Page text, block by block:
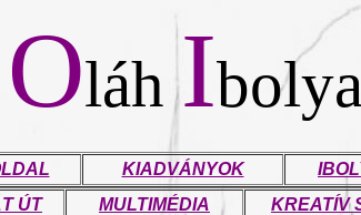
OláhI
KIADVÁNYOK
ÚT
MULTIMÉDIA KREATÍV